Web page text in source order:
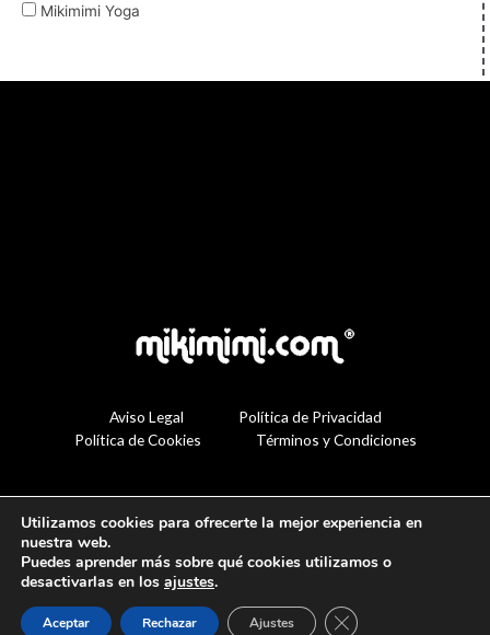
Mikimimi Yoga
Aviso Legal
Política de Privacidad
Política de Cookies
Términos y Condiciones
Utilizamos cookies para ofrecerte la mejor experiencia en
nuestra web.
Puedes aprender más sobre qué cookies utilizamos o
desactivarlas en los ajustes.
Aceptar Rechazar Ajustes Cerrar el banner de